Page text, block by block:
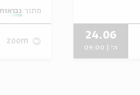
24.06
ה' | 09:00
מתוך:
zoom